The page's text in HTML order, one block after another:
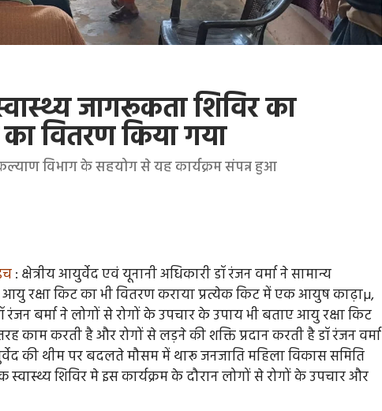
जागरूकता शिविर का
वितरण किया गया
विभाग के सहयोग से यह कार्यक्रम संपन्न हुआ
: क्षेत्रीय आयुर्वेद एवं यूनानी अधिकारी डॉ रंजन वर्मा ने सामान्य
आयु रक्षा किट का भी वितरण कराया प्रत्येक किट में एक आयुष काढ़ाµ,
बर्मा ने लोगों से रोगों के उपचार के उपाय भी बताए आयु रक्षा किट
काम करती है और रोगों से लड़ने की शक्ति प्रदान करती है डॉ रंजन वर्मा
की थीम पर बदलते मौसम में थारू जनजाति महिला विकास समिति
स्वास्थ्य शिविर मे इस कार्यक्रम के दौरान लोगों से रोगों के उपचार और